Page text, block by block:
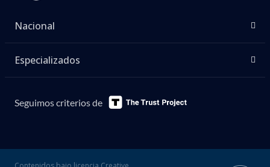
Nacional
Especializados
Seguimos criterios de